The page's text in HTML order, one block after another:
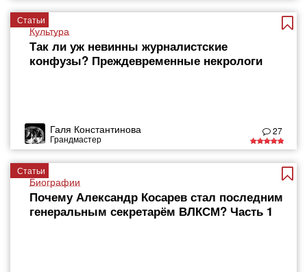
Статьи
Культура
Так ли уж невинны журналистские
конфузы? Преждевременные некрологи
Галя Константинова
Грандмастер
27
Статьи
Биографии
Почему Александр Косарев стал последним
генеральным секретарём ВЛКСМ? Часть 1